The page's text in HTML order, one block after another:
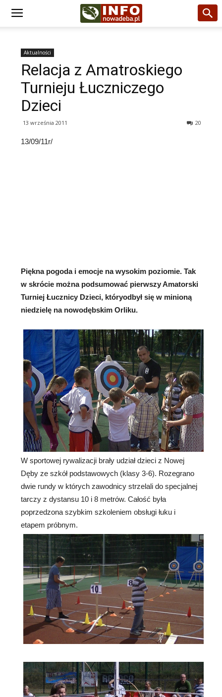
Aktualności
Relacja z Amatroskiego
Turnieju Łuczniczego
Dzieci
13 września 2011 20
13/09/11r/
Piękna pogoda i emocje na wysokim poziomie. Tak
w skrócie można podsumować pierwszy Amatorski
Turniej Łucznicy Dzieci, któryodbył się w minioną
niedzielę na nowodębskim Orliku.
W sportowej rywalizacji brały udział dzieci z Nowej
Dęby ze szkół podstawowych (klasy 3-6). Rozegrano
dwie rundy w których zawodnicy strzelali do specjalnej
tarczy z dystansu 10 i 8 metrów. Całość była
poprzedzona szybkim szkoleniem obsługi łuku i
etapem próbnym.